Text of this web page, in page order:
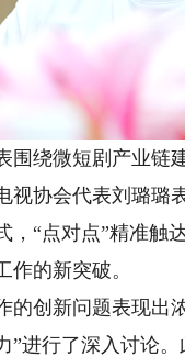
绕微短剧产业链
视协会代表刘璐璐
，“点对点”精准触
的新突破。
创新问题表现出
”进行了深入讨论